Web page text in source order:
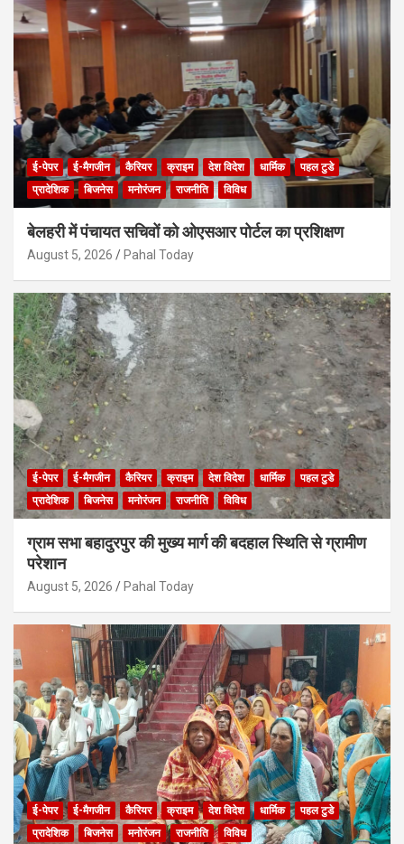
ई-पेपर ई-मैगजीन कैरियर क्राइम देश विदेश धार्मिक
पहल टुडे
प्रादेशिक
बिजनेस मनोरंजन राजनीति विविध
बेलहरी में पंचायत सचिवों को ओएसआर पोर्टल का प्रशिक्षण
August 5, 2026 Pahal Today
ई-पेपर ई-मैगजीन कैरियर क्राइम देश विदेश धार्मिक
पहल टुडे
प्रादेशिक
बिजनेस मनोरंजन राजनीति विविध
ग्राम सभा बहादुरपुर की मुख्य मार्ग की बदहाल स्थिति से ग्रामीण
परेशान
August 5, 2026 Pahal Today
ई-पेपर ई-मैगजीन कैरियर क्राइम देश विदेश धार्मिक
पहल टुडे
प्रादेशिक
बिजनेस मनोरंजन राजनीति विविध